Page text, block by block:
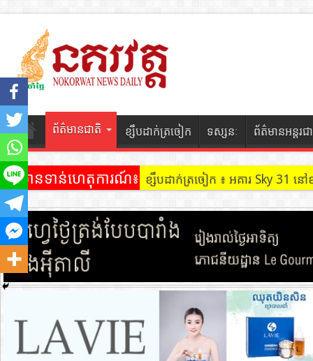
ព័ត៌មានជាតិ ខ្សឹបដាក់ត្រចៀក ទស្សនៈ ព័ត៌មានអន្តរជ
ព័ត៌មានទាន់ហេតុការណ៍៖ ខ្សឹបដាក់ត្រចៀក ៖ អគារ Sky 31